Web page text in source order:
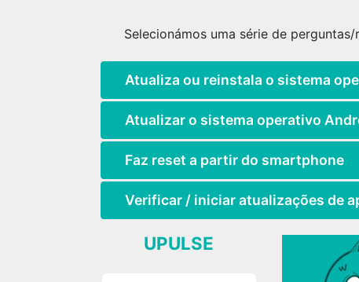
Selecionámos uma série de
Atualiza ou reinstala o sistema
Atualizar o sistema operativo
Faz reset a partir do smartphone
Verificar / iniciar atualizações de
UPULSE